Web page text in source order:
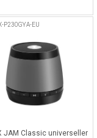
P230GYA-EU
JAM Classic universeller